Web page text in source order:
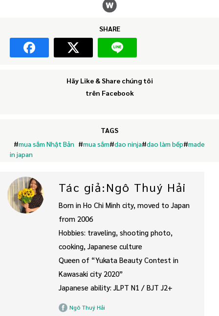
SHARE
Hãy Like & Share chúng tôi
trên Facebook
TAGS
#mua sắm Nhật Bản #mua sắm#dao ninja#dao làm bếp#made
in japan
Tác giả:Ngô Thuý Hải
Born in Ho Chi Minh city, moved to Japan
from 2006
Hobbies: traveling, shooting photo,
cooking, Japanese culture
Queen of “Yukata Beauty Contest in
Kawasaki city 2020”
Japanese ability: JLPT N1 / BJT J2+
Ngô Thuý Hải